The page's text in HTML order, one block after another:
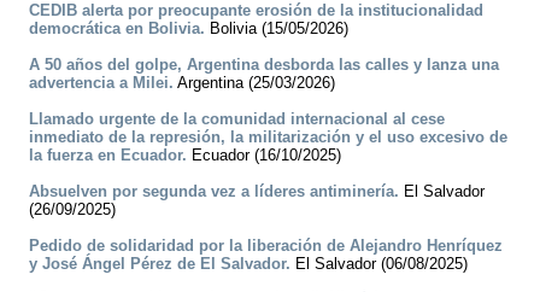
CEDIB alerta por preocupante erosión de la institucionalidad
democrática en Bolivia. Bolivia (15/05/2026)
A 50 años del golpe, Argentina desborda las calles y lanza una
advertencia a Milei. Argentina (25/03/2026)
Llamado urgente de la comunidad internacional al cese
inmediato de la represión, la militarización y el uso excesivo de
la fuerza en Ecuador. Ecuador (16/10/2025)
Absuelven por segunda vez a líderes antiminería. El Salvador
(26/09/2025)
Pedido de solidaridad por la liberación de Alejandro Henríquez
y José Ángel Pérez de El Salvador. El Salvador (06/08/2025)